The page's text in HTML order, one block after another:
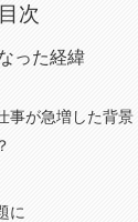
目次
った経緯
事が急増した背景
に